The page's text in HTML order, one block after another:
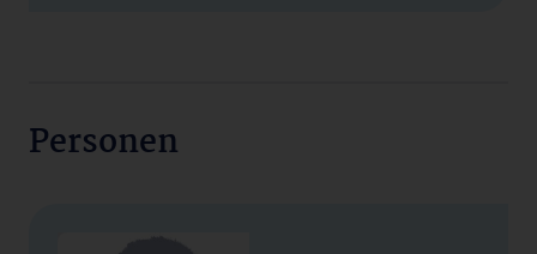
Personen